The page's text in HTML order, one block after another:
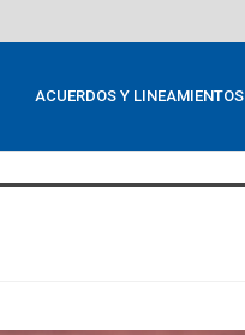
ACUERDOS Y LINEAMIENTOS